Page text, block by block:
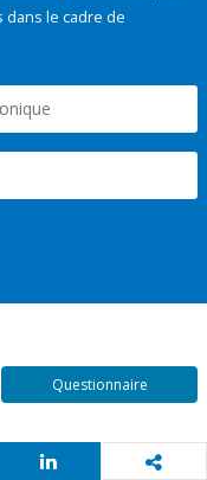
le cadre de
Questionnaire